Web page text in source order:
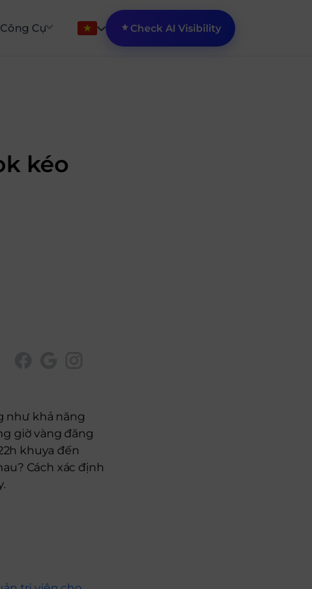
Công Cụ Check AI Visibility
kéo
như khả năng
giờ vàng đăng
khuya đến
Cách xác định